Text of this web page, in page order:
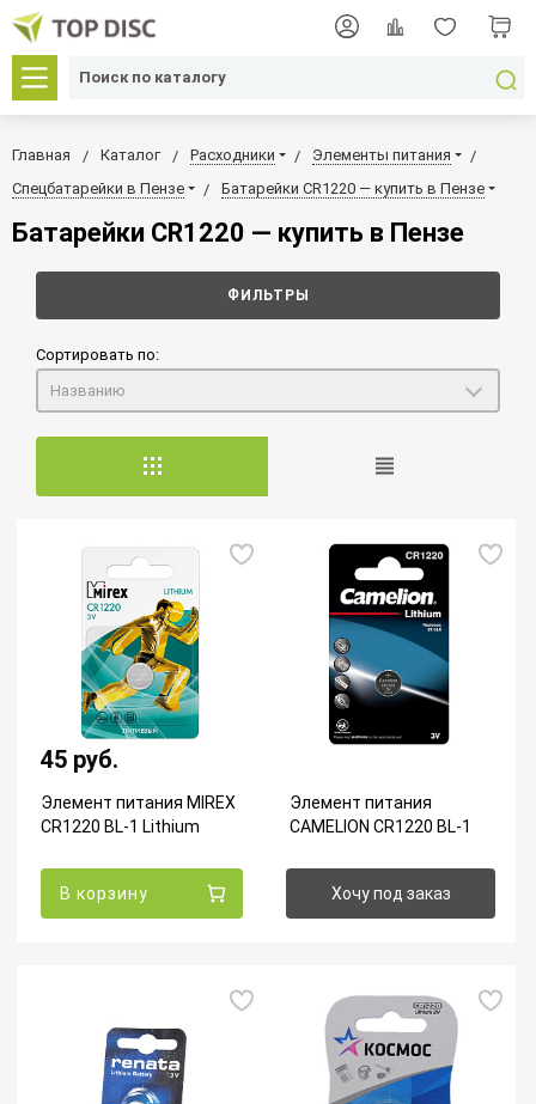
Главная Каталог Расходники
Элементы питания
Спецбатарейки в Пензе
Батарейки CR1220 — купить в Пензе
Батарейки CR1220 — купить в Пензе
ФИЛЬТРЫ
Сортировать по:
Названию
45 руб.
Элемент питания MIREX
CR1220 BL-1 Lithium
В корзину
Элемент питания
CAMELION CR1220 BL-1
Хочу под заказ